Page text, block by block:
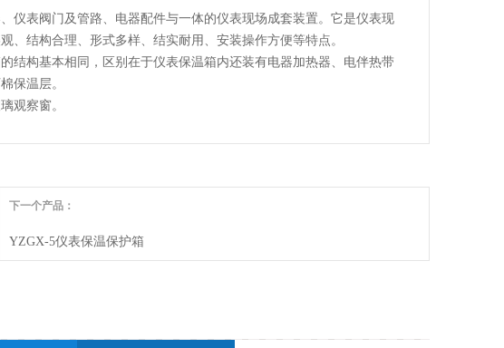
仪表阀门及管路、电器配件与一体的仪表现场成套装置。它是仪表现
、结构合理、形式多样、结实耐用、安装操作方便等特点。
结构基本相同，区别在于仪表保温箱内还装有电器加热器、电伴热带
保温层。
观察窗。
下一个产品：
YZGX-5仪表保温保护箱